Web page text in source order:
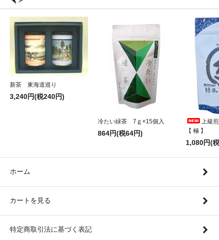
新茶 東海道巡り
3,240円(税240円)
冷たい緑茶 7ｇ×15個入
864円(税64円)
上級
【 極 】
1,080円(
ホーム
カートを見る
特定商取引法に基づく表記